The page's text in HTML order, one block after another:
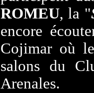
ROMEU, la "
encore
Cojimar où
salons du
Arenales.